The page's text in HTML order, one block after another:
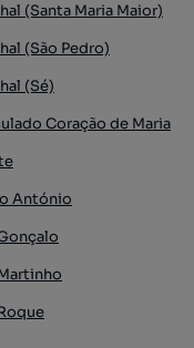
(Santa Maria Maior)
(São Pedro)
(Sé)
Coração de Maria
António